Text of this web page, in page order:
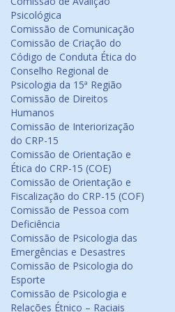
Psicológica
Comissão de Comunicação
Comissão de Criação do
Código de Conduta Ética do
Conselho Regional de
Psicologia da 15ª Região
Comissão de Direitos
Humanos
Comissão de Interiorização
do CRP-15
Comissão de Orientação e
Ética do CRP-15 (COE)
Comissão de Orientação e
Fiscalização do CRP-15 (COF)
Comissão de Pessoa com
Deficiência
Comissão de Psicologia das
Emergências e Desastres
Comissão de Psicologia do
Esporte
Comissão de Psicologia e
Relações Étnico – Raciais